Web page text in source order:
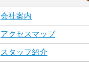
会社案内
アクセスマップ
スタッフ紹介